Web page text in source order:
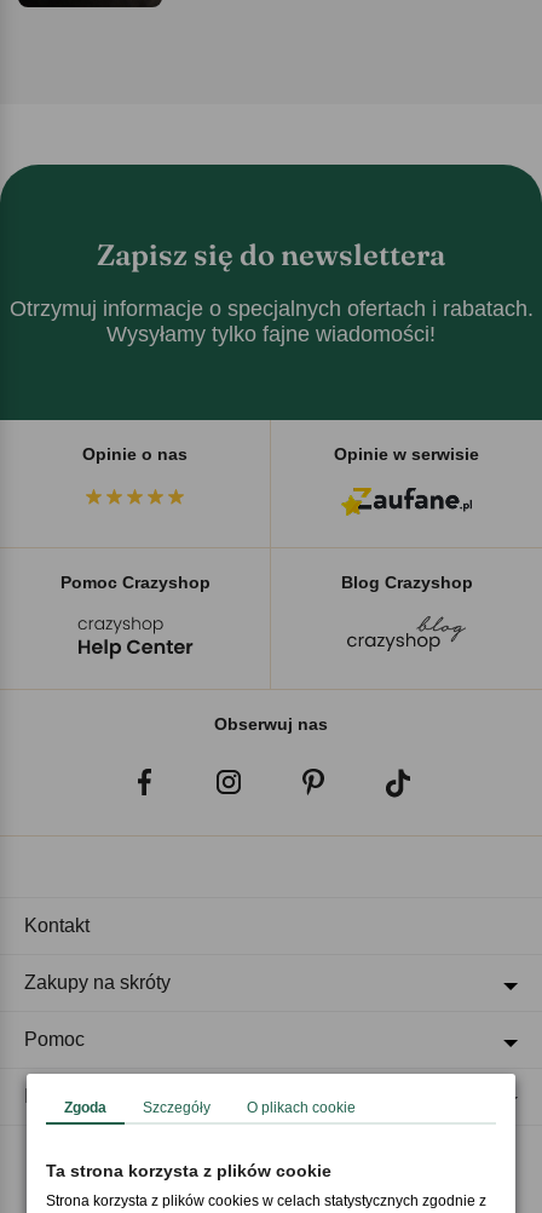
Zapisz się do newslettera
Otrzymuj informacje o specjalnych ofertach i rabatach.
Wysyłamy tylko fajne wiadomości!
Opinie o nas Opinie w serwisie
Pomoc Crazyshop Blog Crazyshop
Obserwuj nas
Akceptujemy płatności
Kontakt
Zakupy na skróty
Pomoc
Zgoda Szczegóły O plikach cookie
Ta strona korzysta z plików cookie
Strona korzysta z plików cookies w celach statystycznych zgodnie z